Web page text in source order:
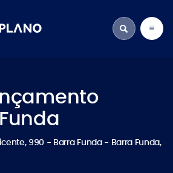
990 - Barra Funda - Barra Funda,